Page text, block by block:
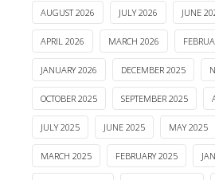
AUGUST 2026 JULY 2026 JUNE
APRIL 2026 MARCH 2026
JANUARY 2026 DECEMBER 2025
OCTOBER 2025 SEPTEMBER 2025
JULY 2025 JUNE 2025 MAY 2025
MARCH 2025 FEBRUARY 2025